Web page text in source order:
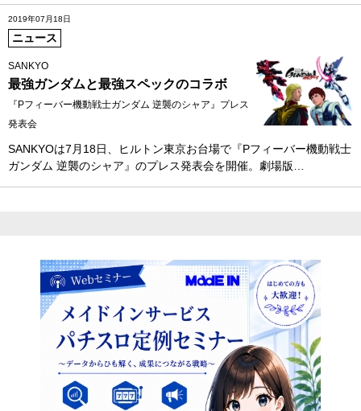
2019年07月18日
ニュース
SANKYO
最強ガンダムと最強スペックのコラボ
『Pフィーバー機動戦士ガンダム 逆襲のシャア』プレス
発表会
SANKYOは7月18日、ヒルトン東京お台場で『Pフィーバー機動戦士
ガンダム 逆襲のシャア』のプレス発表会を開催。劇場版…